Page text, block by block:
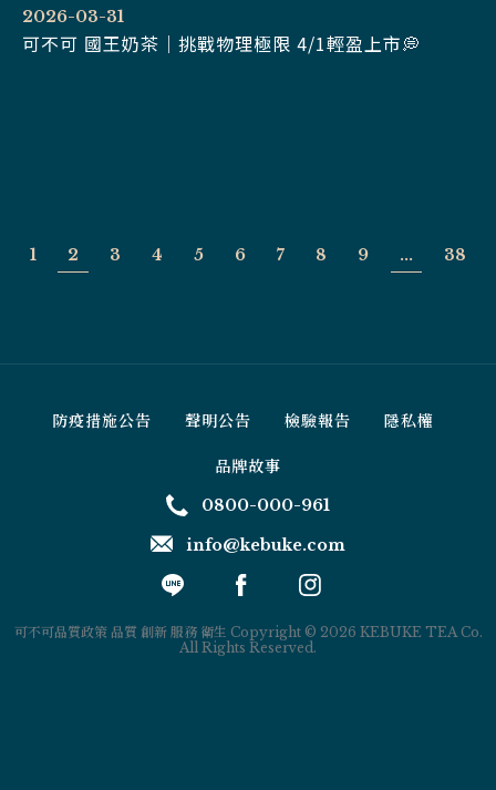
2026-03-31
可不可 國王奶茶｜挑戰物理極限 4/1輕盈上市💭
1 2 3 4 5 6 7 8 9 ... 38
防疫措施公告 聲明公告 檢驗報告 隱私權
品牌故事
0800-000-961
info@kebuke.com
可不可品質政策 品質 創新 服務 衛生 Copyright © 2026 KEBUKE TEA Co.
All Rights Reserved.